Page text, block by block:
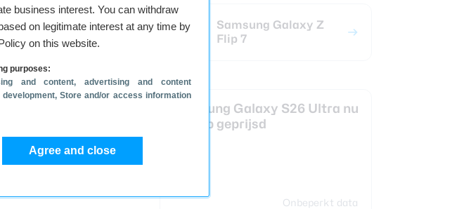
business interest. You can withdraw
on legitimate interest at any time by
on this website.
purposes:
and content, advertising and content
, Store and/or access information
Agree and close
hij 44,09 euro.
de Galaxy
Case, die
Samsung Galaxy Z
Flip 7
Samsung Galaxy S26 Ultra nu
scherp geprijsd
Onbeperkt data